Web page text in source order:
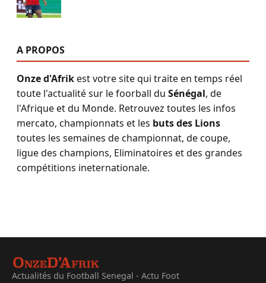
A PROPOS
Onze d'Afrikest votre site qui traite en temps réel
toute l'actualité sur le foorball du Sénégal, de
l'Afrique et du Monde. Retrouvez toutes les infos
mercato, championnats et les buts des Lions
toutes les semaines de championnat, de coupe,
ligue des champions, Eliminatoires et des grandes
compétitions ineternationale.
Actualités du Football Senegal - Actu Foot